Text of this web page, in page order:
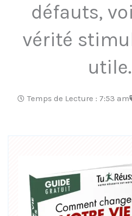
défauts,
vérité
utile.
Temps de Lecture : 7:53 am